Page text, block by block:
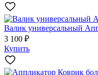
Валик универсальный
3 100 ₽
Купить